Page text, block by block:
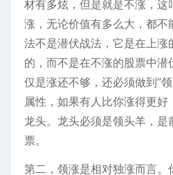
材有多炫，但是就是不涨，这
涨，无论价值有多么大，都不
法不是潜伏战法，它是在上涨
的，而不是在不涨的股票中潜
仅是涨还不够，还必须做到”
属性，如果有人比你涨得更
龙头。龙头必须是领头羊，是
票。
第二，领涨是相对独涨而言。